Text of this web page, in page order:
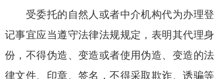
受委托的自然人或者中介机构代为办理登
记事宜应当遵守法律法规规定，表明其代理身
份，不得伪造、变造或者使用伪造、变造的法
律文件、印章、签名，不得采取欺诈、诱骗等